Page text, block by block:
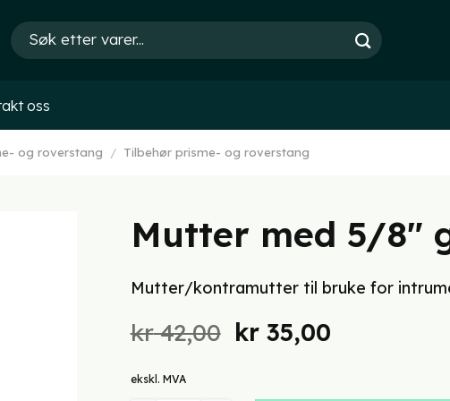
Søk
etter:
oss
og roverstang / Tilbehør prisme- og roverstang
Mutter med 5/8″
Mutter/kontramutter til bruke for
kr42,00 Opprinnelig
kr35,00Nåværende
ekskl. MVA